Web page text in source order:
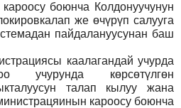
боюнча Колдонуучунун
же өчүрүп салууга
пайдалануусунан баш
каалагандай учурда
учурунда көрсөтүлгөн
талап кылуу жана
кароосу боюнча